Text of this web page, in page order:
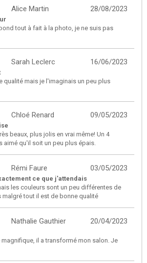
28/08/2023
Alice Martin
tout à fait à la photo, je ne suis pas
16/06/2023
Sarah Leclerc
qualité mais je l'imaginais un peu plus
09/05/2023
Chloé Renard
beaux, plus jolis en vrai même! Un 4
aimé qu'il soit un peu plus épais.
03/05/2023
Rémi Faure
ce que j'attendais
les couleurs sont un peu différentes de
malgré tout il est de bonne qualité
20/04/2023
Nathalie Gauthier
il a transformé mon salon. Je